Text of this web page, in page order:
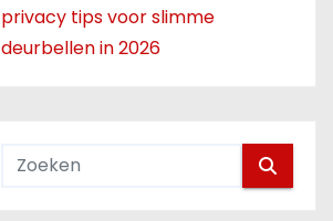
privacy tips voor slimme
deurbellen in 2026